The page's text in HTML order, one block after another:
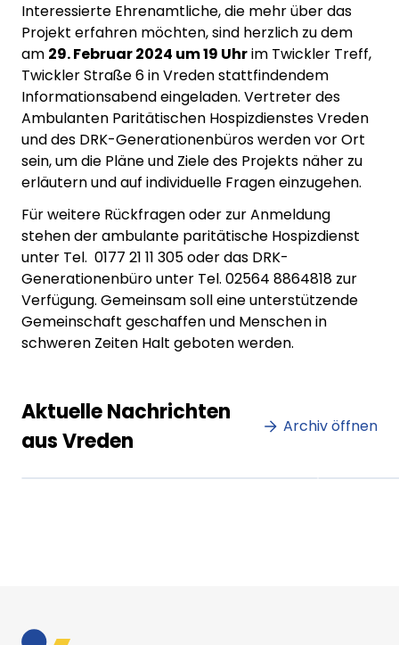
Interessierte Ehrenamtliche, die mehr über das
Projekt erfahren möchten, sind herzlich zu dem
am 29. Februar 2024 um 19 Uhrim Twickler Treff,
Twickler Straße 6 in Vreden stattfindendem
Informationsabend eingeladen. Vertreter des
Ambulanten Paritätischen Hospizdienstes Vreden
und des DRK-Generationenbüros werden vor Ort
sein, um die Pläne und Ziele des Projekts näher zu
erläutern und auf individuelle Fragen einzugehen.
Für weitere Rückfragen oder zur Anmeldung
stehen der ambulante paritätische Hospizdienst
unter Tel. 0177 21 11 305 oder das DRK-
Generationenbüro unter Tel. 02564 8864818 zur
Verfügung. Gemeinsam soll eine unterstützende
Gemeinschaft geschaffen und Menschen in
schweren Zeiten Halt geboten werden.
Aktuelle Nachrichten
aus Vreden
Archiv öffnen
Lorem ipsum Lorem ipsum